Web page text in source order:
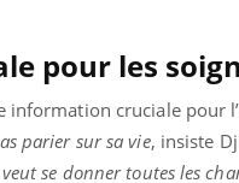
pour les
information cruciale pour
parier sur sa vie, insiste
se donner toutes les